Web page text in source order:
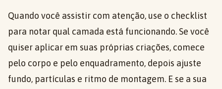
Quando você assistir com atenção, use o checklist
para notar qual camada está funcionando. Se você
quiser aplicar em suas próprias criações, comece
pelo corpo e pelo enquadramento, depois ajuste
fundo, partículas e ritmo de montagem. E se a sua